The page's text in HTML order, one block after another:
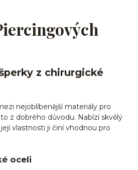
z chirurgické
nejoblíbenější materiály pro
z dobrého důvodu. Nabízí skvělý
vlastnosti ji činí vhodnou pro
oceli